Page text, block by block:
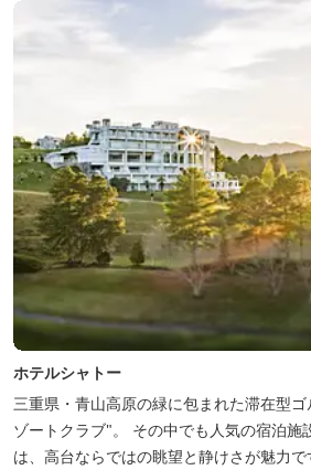
ホテルシャトー
三重県・青山高原の緑に包まれた滞在型
ゾートクラブ"。 その中でも人気の宿泊施設「ホテルシャトー」
は、高台ならではの眺望と静けさが魅力